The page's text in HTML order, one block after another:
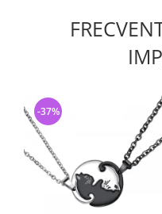
-37%